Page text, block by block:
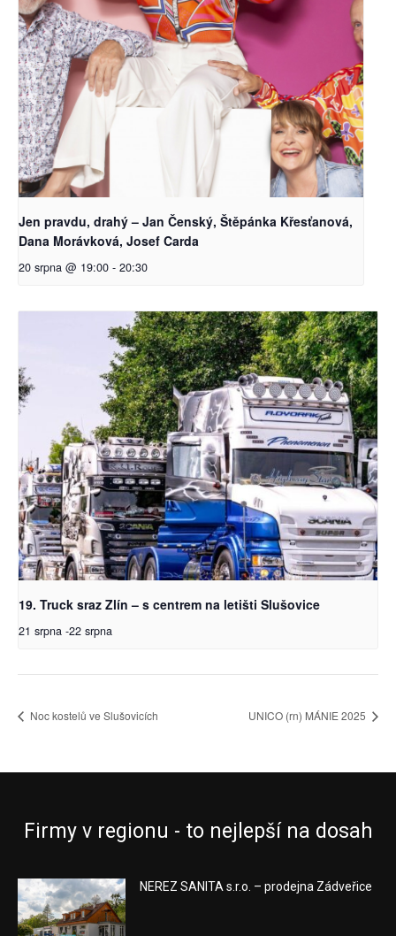
Jen pravdu, drahý – Jan Čenský, Štěpánka Křesťanová,
Dana Morávková, Josef Carda
20 srpna @ 19:00 - 20:30
19. Truck sraz Zlín – s centrem na letišti Slušovice
21 srpna -22 srpna
Noc kostelů ve Slušovicích UNICO (rn) MÁNIE 2025
Firmy v regionu - to nejlepší na dosah
NEREZ SANITA s.r.o. – prodejna Zádveřice